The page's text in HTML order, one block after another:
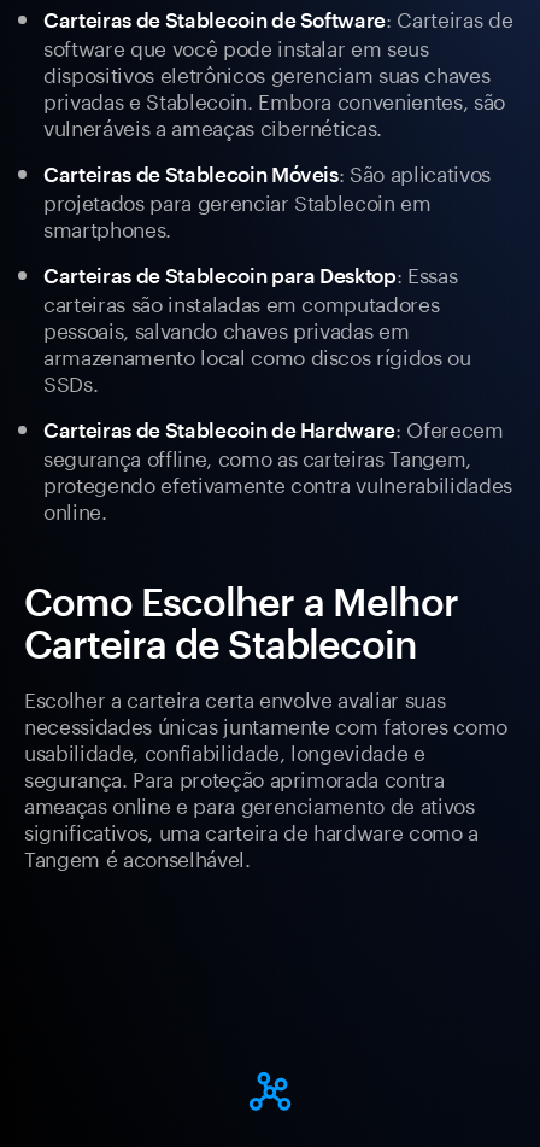
Carteiras de Stablecoin de Software: Carteiras de
software que você pode instalar em seus
dispositivos eletrônicos gerenciam suas chaves
privadas e Stablecoin. Embora convenientes, são
vulneráveis a ameaças cibernéticas.
Carteiras de Stablecoin Móveis: São aplicativos
projetados para gerenciar Stablecoin em
smartphones.
Carteiras de Stablecoin para Desktop: Essas
carteiras são instaladas em computadores
pessoais, salvando chaves privadas em
armazenamento local como discos rígidos ou
SSDs.
Carteiras de Stablecoin de Hardware: Oferecem
segurança offline, como as carteiras Tangem,
protegendo efetivamente contra vulnerabilidades
online.
Como Escolher a Melhor
Carteira de Stablecoin
Escolher a carteira certa envolve avaliar suas
necessidades únicas juntamente com fatores como
usabilidade, confiabilidade, longevidade e
segurança. Para proteção aprimorada contra
ameaças online e para gerenciamento de ativos
significativos, uma carteira de hardware como a
Tangem é aconselhável.